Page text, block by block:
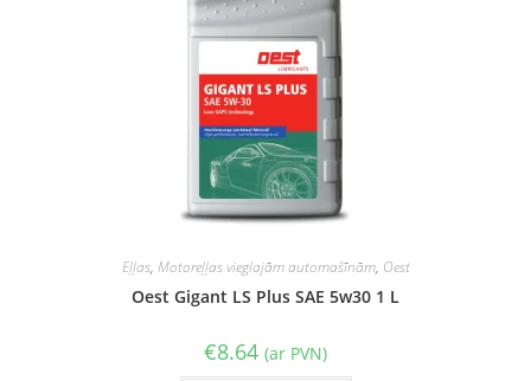
Eļļas, Motoreļļas vieglajām automašīnām, Oest
Oest Gigant LS Plus SAE 5w30 1 L
€8.64 (ar PVN)